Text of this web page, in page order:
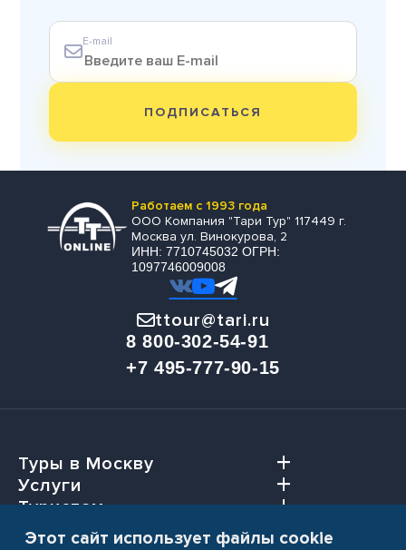
E-mail
ПОДПИСАТЬСЯ
Работаем с 1993 года
ООО Компания "Тари Тур" 117449 г.
Москва ул. Винокурова, 2
ИНН: 7710745032 ОГРН:
1097746009008
ttour@tari.ru
8 800-302-54-91
+7 495-777-90-15
Туры в Москву
Услуги
Туристам
Агентствам
Этот сайт использует файлы cookie